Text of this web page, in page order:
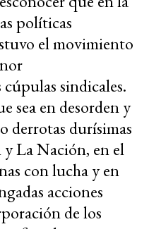
políticas
el movimiento
sindicales.
sea en desorden y
derrotas durísimas
y La Nación, en el
con lucha y en
acciones
de los